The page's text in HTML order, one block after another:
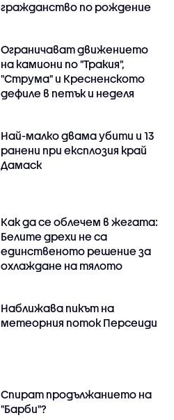
гражданство по рождение
Ограничават движението
на камиони по "Тракия",
"Струма" и Кресненското
дефиле в петък и неделя
Най-малко двама убити и 13
ранени при експлозия край
Дамаск
Как да се облечем в жегата:
Белите дрехи не са
единственото решение за
охлаждане на тялото
Наближава пикът на
метеорния поток Персеиди
Спират продължанието на
"Барби"?